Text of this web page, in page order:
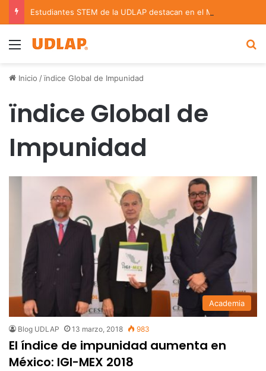
Menu
Inicio /ïndice Global de Impunidad
ïndice Global de
Impunidad
Academia
Blog UDLAP 13 marzo, 2018 983
El índice de impunidad aumenta en
México: IGI-MEX 2018